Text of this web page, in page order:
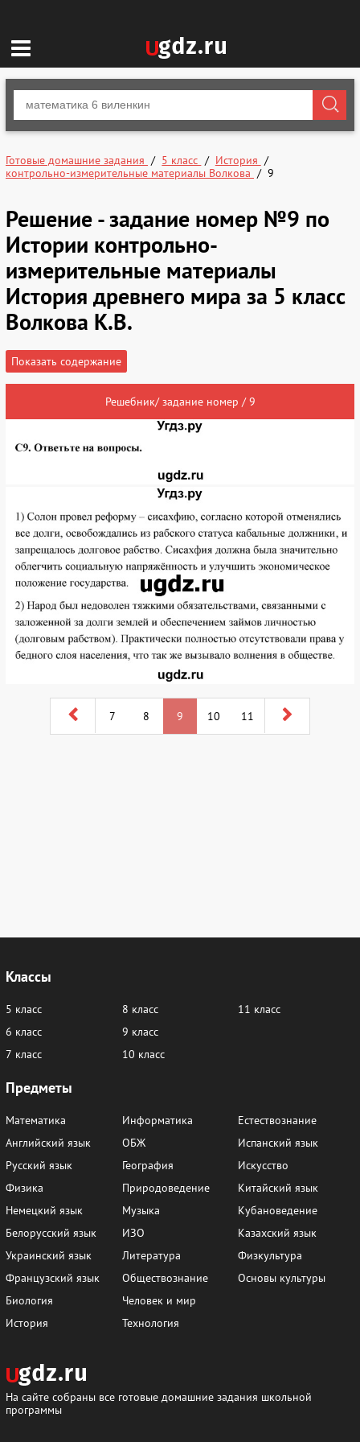
Готовые домашние задания 5 класс
История
контрольно-измерительные материалы Волкова
9
Решение - задание номер №9 по
Истории контрольно-
измерительные материалы
История древнего мира за 5 класс
Волкова К.В.
Показать содержание
Решебник/ задание номер / 9
7 8 9 10 11
Классы
5 класс
6 класс
7 класс
8 класс
9 класс
10 класс
11 класс
Предметы
Математика
Английский язык
Русский язык
Физика
Немецкий язык
Белорусский язык
Украинский язык
Французский язык
Биология
История
Информатика
ОБЖ
География
Природоведение
Музыка
ИЗО
Литература
Обществознание
Человек и мир
Технология
Естествознание
Испанский язык
Искусство
Китайский язык
Кубановедение
Казахский язык
Физкультура
Основы культуры
На сайте собраны все готовые домашние задания школьной
программы